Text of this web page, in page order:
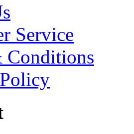
Service
Conditions